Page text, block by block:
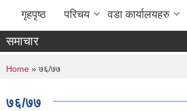
गृहपृष्ठ परिचय वडा कार्यालयहरु
समाचार
You are here
Home » ७६/७७
७६/७७